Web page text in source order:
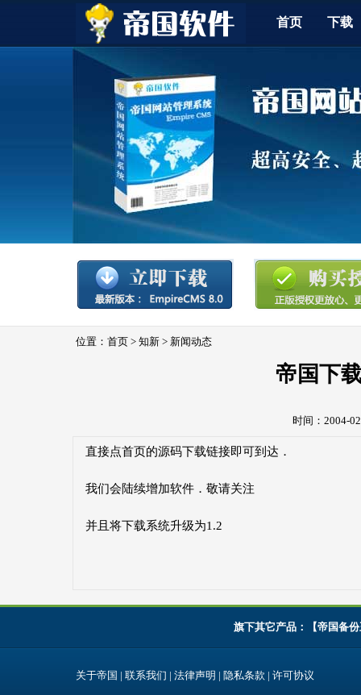
首页 下载
位置： 首页 > 知新 > 新闻动态
帝国下
时间：2004-
直接点首页的源码下载链接即可到达．
我们会陆续增加软件．敬请关注
并且将下载系统升级为1.2
旗下其它产品：【帝国备份
关于帝国 | 联系我们 | 法律声明 | 隐私条款 | 许可协议